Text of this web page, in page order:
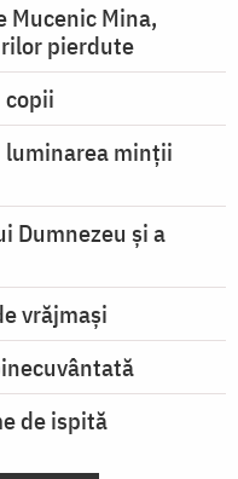
Mucenic Mina,
pierdute
minţii
Dumnezeu şi a
vrăjmași
de ispită